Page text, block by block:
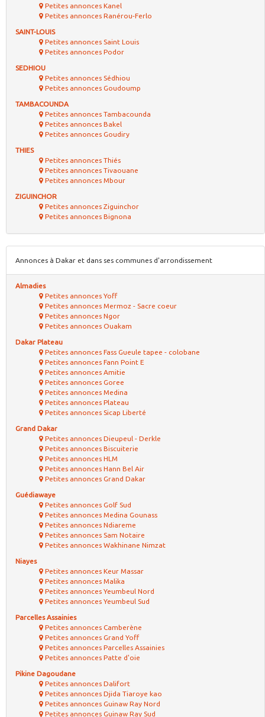
Petites annonces Kanel
Petites annonces Ranérou-Ferlo
SAINT-LOUIS
Petites annonces Saint Louis
Petites annonces Podor
SEDHIOU
Petites annonces Sédhiou
Petites annonces Goudoump
TAMBACOUNDA
Petites annonces Tambacounda
Petites annonces Bakel
Petites annonces Goudiry
THIES
Petites annonces Thiés
Petites annonces Tivaouane
Petites annonces Mbour
ZIGUINCHOR
Petites annonces Ziguinchor
Petites annonces Bignona
Annonces à Dakar et dans ses communes d'arrondissement
Almadies
Petites annonces Yoff
Petites annonces Mermoz - Sacre coeur
Petites annonces Ngor
Petites annonces Ouakam
Dakar Plateau
Petites annonces Fass Gueule tapee - colobane
Petites annonces Fann Point E
Petites annonces Amitie
Petites annonces Goree
Petites annonces Medina
Petites annonces Plateau
Petites annonces Sicap Liberté
Grand Dakar
Petites annonces Dieupeul - Derkle
Petites annonces Biscuiterie
Petites annonces HLM
Petites annonces Hann Bel Air
Petites annonces Grand Dakar
Guédiawaye
Petites annonces Golf Sud
Petites annonces Medina Gounass
Petites annonces Ndiareme
Petites annonces Sam Notaire
Petites annonces Wakhinane Nimzat
Niayes
Petites annonces Keur Massar
Petites annonces Malika
Petites annonces Yeumbeul Nord
Petites annonces Yeumbeul Sud
Parcelles Assainies
Petites annonces Camberène
Petites annonces Grand Yoff
Petites annonces Parcelles Assainies
Petites annonces Patte d'oie
Pikine Dagoudane
Petites annonces Dalifort
Petites annonces Djida Tiaroye kao
Petites annonces Guinaw Ray Nord
Petites annonces Guinaw Ray Sud